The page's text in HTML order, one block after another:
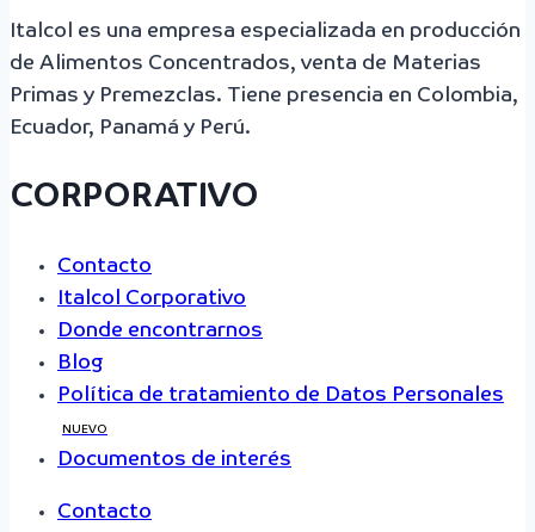
Italcol es una empresa especializada en producción
de Alimentos Concentrados, venta de Materias
Primas y Premezclas. Tiene presencia en Colombia,
Ecuador, Panamá y Perú.
CORPORATIVO
Contacto
Italcol Corporativo
Donde encontrarnos
Blog
Política de tratamiento de Datos Personales
NUEVO
Documentos de interés
Contacto